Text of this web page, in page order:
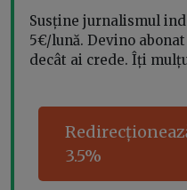
Susține jurnalismul
5€/lună. Devino
decât ai crede. Îți
3.5%